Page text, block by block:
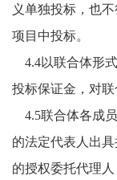
义单独投标，也
项目中投标。
4.4以联合体形
投标保证金，对联
4.5联合体各成
的法定代表人出
的授权委托代理